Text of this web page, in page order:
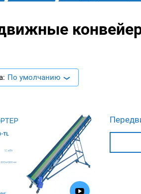
По умолчанию